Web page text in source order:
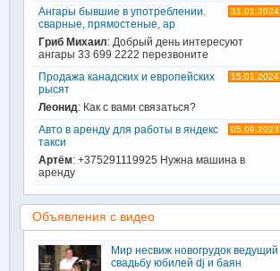
31.01.2024
Ангары бывшие в употреблении.
сварные, прямостеные, ар
Гриб Михаил: Добрый день интересуют
ангары 33 699 2222 перезвоните
15.01.2024
Продажа канадских и европейских
рысят
Леонид: Как с вами связаться?
05.09.2023
Авто в аренду для работы в яндекс
такси
Артём: +375291119925 Нужна машина в
аренду
Объявления с видео
Мир несвиж новогрудок ведущий
свадьбу юбилей dj и баян